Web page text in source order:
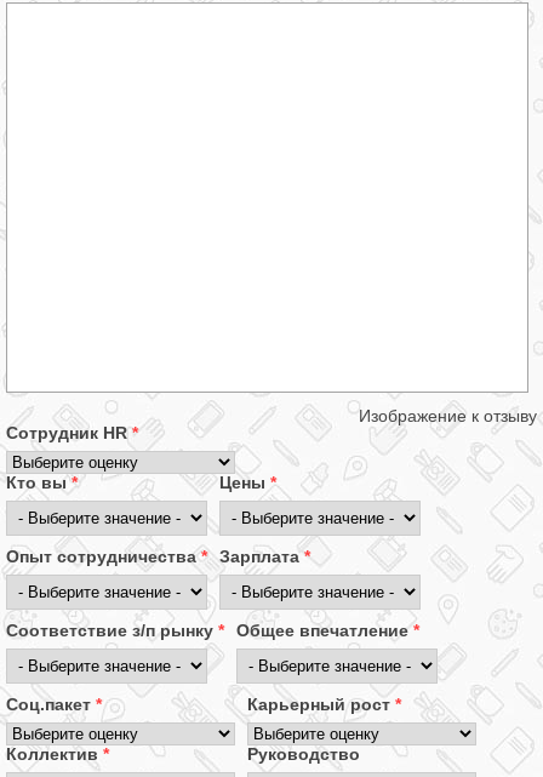
Изображение к отзыву
Сотрудник HR*
Кто вы* Цены *
Опыт сотрудничества* Зарплата*
Соответствие з/п рынку * Общее впечатление*
Соц.пакет * Карьерный рост *
Коллектив * Руководство